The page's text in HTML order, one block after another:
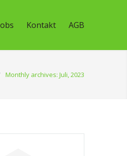
Kontakt AGB
Monthly archives: Juli, 2023